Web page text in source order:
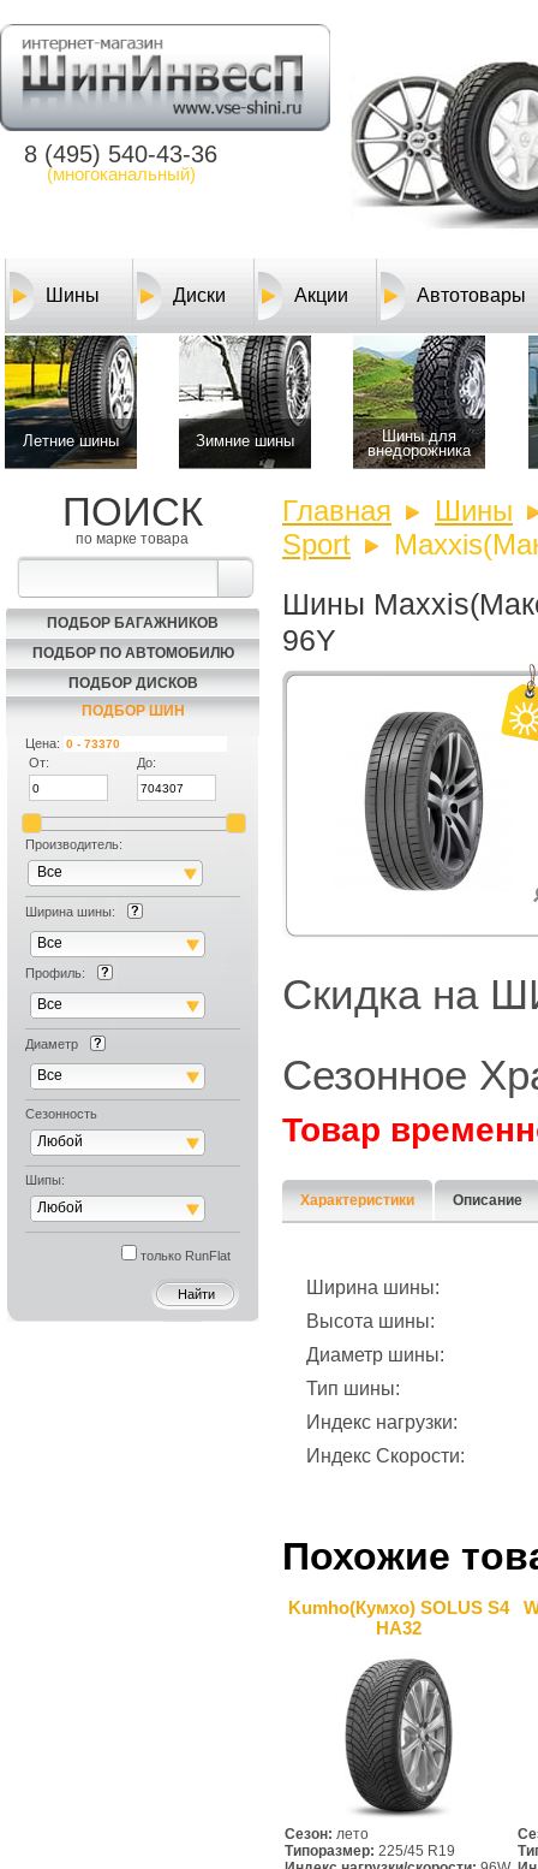
8 (495) 540-43-36
(многоканальный)
Шины Диски Акции Автотовары
Летние шины Зимние шины
Шины для
внедорожника
ПОИСК
по марке товара
ПОДБОР БАГАЖНИКОВ
ПОДБОР ПО АВТОМОБИЛЮ
ПОДБОР ДИСКОВ
ПОДБОР ШИН
Цена:
От:
До:
Производитель:
Все
Ширина шины:
Все
Профиль:
Все
Диаметр
Все
Сезонность
Любой
Шипы:
Любой
только RunFlat
Главная
Шины
Sport
Шины
96Y
Скидка на
Сезонное
Товар
Характеристики Описание
Ширина шины:
Высота шины:
Диаметр шины:
Тип шины:
Индекс нагрузки:
Индекс Скорости:
Похожие
Kumho(Кумхо) SOLUS S4
HA32
Сезон: лето
Типоразмер: 225/45 R19